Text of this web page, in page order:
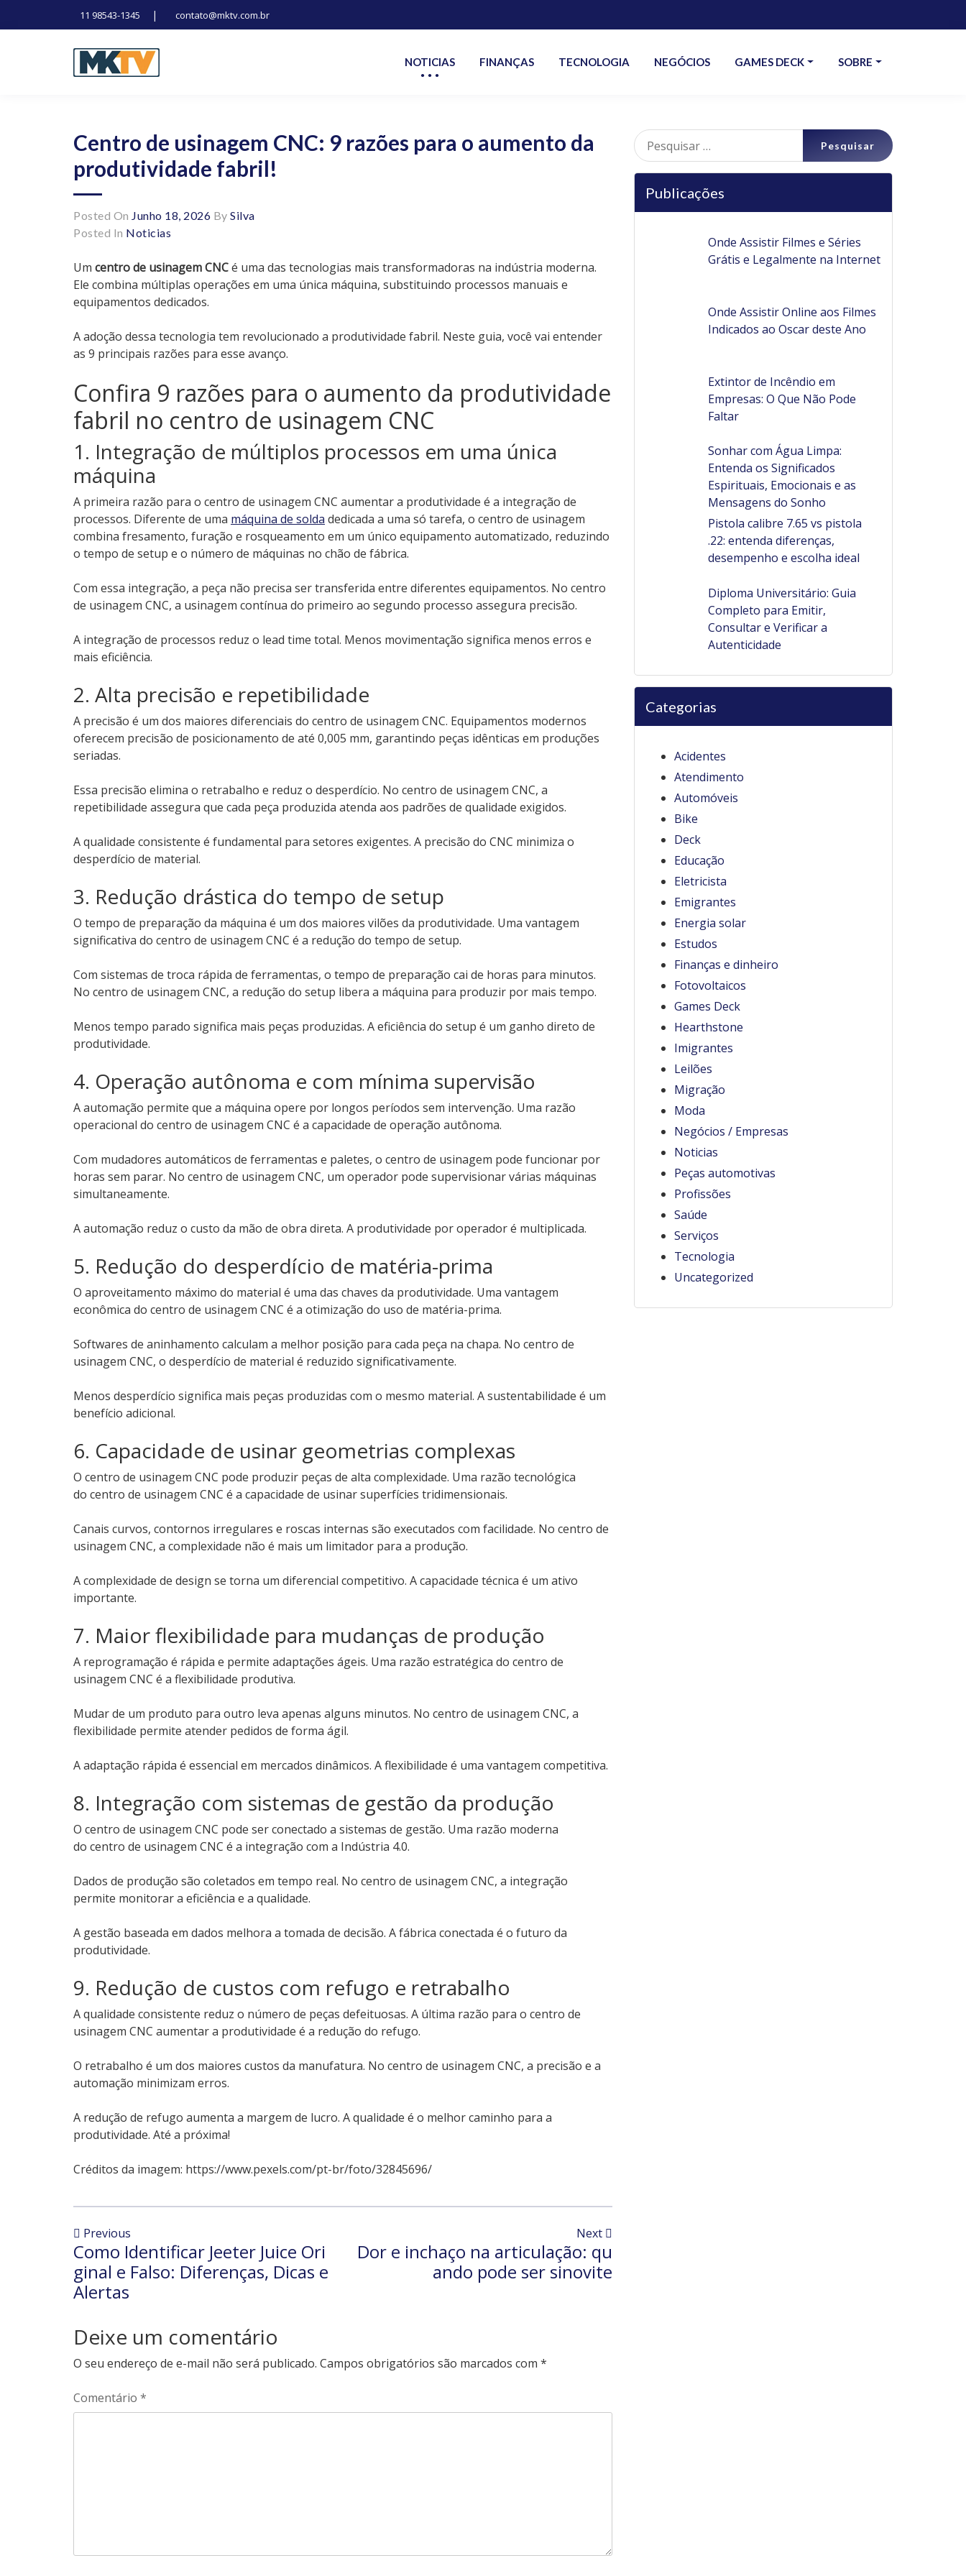
11 98543-1345 | contato@mktv.com.br
NOTICIAS FINANÇAS TECNOLOGIA NEGÓCIOS GAMES DECK SOBRE
Centro de usinagem CNC: 9 razões para o aumento da
produtividade fabril!
Posted On Junho 18, 2026 By Silva
Posted In Noticias
Um centro de usinagem CNCé uma das tecnologias mais transformadoras na indústria moderna.
Ele combina múltiplas operações em uma única máquina, substituindo processos manuais e
equipamentos dedicados.
A adoção dessa tecnologia tem revolucionado a produtividade fabril. Neste guia, você vai entender
as 9 principais razões para esse avanço.
Confira 9 razões para o aumento da produtividade
fabril no centro de usinagem CNC
1. Integração de múltiplos processos em uma única
máquina
A primeira razão para o centro de usinagem CNC aumentar a produtividade é a integração de
processos. Diferente de uma máquina de solda dedicada a uma só tarefa, o centro de usinagem
combina fresamento, furação e rosqueamento em um único equipamento automatizado, reduzindo
o tempo de setup e o número de máquinas no chão de fábrica.
Com essa integração, a peça não precisa ser transferida entre diferentes equipamentos. No centro
de usinagem CNC, a usinagem contínua do primeiro ao segundo processo assegura precisão.
A integração de processos reduz o lead time total. Menos movimentação significa menos erros e
mais eficiência.
2. Alta precisão e repetibilidade
A precisão é um dos maiores diferenciais do centro de usinagem CNC. Equipamentos modernos
oferecem precisão de posicionamento de até 0,005 mm, garantindo peças idênticas em produções
seriadas.
Essa precisão elimina o retrabalho e reduz o desperdício. No centro de usinagem CNC, a
repetibilidade assegura que cada peça produzida atenda aos padrões de qualidade exigidos.
A qualidade consistente é fundamental para setores exigentes. A precisão do CNC minimiza o
desperdício de material.
3. Redução drástica do tempo de setup
O tempo de preparação da máquina é um dos maiores vilões da produtividade. Uma vantagem
significativa do centro de usinagem CNC é a redução do tempo de setup.
Com sistemas de troca rápida de ferramentas, o tempo de preparação cai de horas para minutos.
No centro de usinagem CNC, a redução do setup libera a máquina para produzir por mais tempo.
Menos tempo parado significa mais peças produzidas. A eficiência do setup é um ganho direto de
produtividade.
4. Operação autônoma e com mínima supervisão
A automação permite que a máquina opere por longos períodos sem intervenção. Uma razão
operacional do centro de usinagem CNC é a capacidade de operação autônoma.
Com mudadores automáticos de ferramentas e paletes, o centro de usinagem pode funcionar por
horas sem parar. No centro de usinagem CNC, um operador pode supervisionar várias máquinas
simultaneamente.
A automação reduz o custo da mão de obra direta. A produtividade por operador é multiplicada.
5. Redução do desperdício de matéria-prima
O aproveitamento máximo do material é uma das chaves da produtividade. Uma vantagem
econômica do centro de usinagem CNC é a otimização do uso de matéria-prima.
Softwares de aninhamento calculam a melhor posição para cada peça na chapa. No centro de
usinagem CNC, o desperdício de material é reduzido significativamente.
Menos desperdício significa mais peças produzidas com o mesmo material. A sustentabilidade é um
benefício adicional.
6. Capacidade de usinar geometrias complexas
O centro de usinagem CNC pode produzir peças de alta complexidade. Uma razão tecnológica
do centro de usinagem CNC é a capacidade de usinar superfícies tridimensionais.
Canais curvos, contornos irregulares e roscas internas são executados com facilidade. No centro de
usinagem CNC, a complexidade não é mais um limitador para a produção.
A complexidade de design se torna um diferencial competitivo. A capacidade técnica é um ativo
importante.
7. Maior flexibilidade para mudanças de produção
A reprogramação é rápida e permite adaptações ágeis. Uma razão estratégica do centro de
usinagem CNC é a flexibilidade produtiva.
Mudar de um produto para outro leva apenas alguns minutos. No centro de usinagem CNC, a
flexibilidade permite atender pedidos de forma ágil.
A adaptação rápida é essencial em mercados dinâmicos. A flexibilidade é uma vantagem competitiva.
8. Integração com sistemas de gestão da produção
O centro de usinagem CNC pode ser conectado a sistemas de gestão. Uma razão moderna
do centro de usinagem CNC é a integração com a Indústria 4.0.
Dados de produção são coletados em tempo real. No centro de usinagem CNC, a integração
permite monitorar a eficiência e a qualidade.
A gestão baseada em dados melhora a tomada de decisão. A fábrica conectada é o futuro da
produtividade.
9. Redução de custos com refugo e retrabalho
A qualidade consistente reduz o número de peças defeituosas. A última razão para o centro de
usinagem CNC aumentar a produtividade é a redução do refugo.
O retrabalho é um dos maiores custos da manufatura. No centro de usinagem CNC, a precisão e a
automação minimizam erros.
A redução de refugo aumenta a margem de lucro. A qualidade é o melhor caminho para a
produtividade. Até a próxima!
Créditos da imagem: https://www.pexels.com/pt-br/foto/32845696/
Previous
Como Identificar Jeeter Juice Ori
ginal e Falso: Diferenças, Dicas e
Alertas
Next
Dor e inchaço na articulação: qu
ando pode ser sinovite
Deixe um comentário
O seu endereço de e-mail não será publicado. Campos obrigatórios são marcados com *
Comentário *
Pesquisar
por:
Publicações
Onde Assistir Filmes e Séries
Grátis e Legalmente na Internet
Onde Assistir Online aos Filmes
Indicados ao Oscar deste Ano
Extintor de Incêndio em
Empresas: O Que Não Pode
Faltar
Sonhar com Água Limpa:
Entenda os Significados
Espirituais, Emocionais e as
Mensagens do Sonho
Pistola calibre 7.65 vs pistola
.22: entenda diferenças,
desempenho e escolha ideal
Diploma Universitário: Guia
Completo para Emitir,
Consultar e Verificar a
Autenticidade
Categorias
Acidentes
Atendimento
Automóveis
Bike
Deck
Educação
Eletricista
Emigrantes
Energia solar
Estudos
Finanças e dinheiro
Fotovoltaicos
Games Deck
Hearthstone
Imigrantes
Leilões
Migração
Moda
Negócios / Empresas
Noticias
Peças automotivas
Profissões
Saúde
Serviços
Tecnologia
Uncategorized